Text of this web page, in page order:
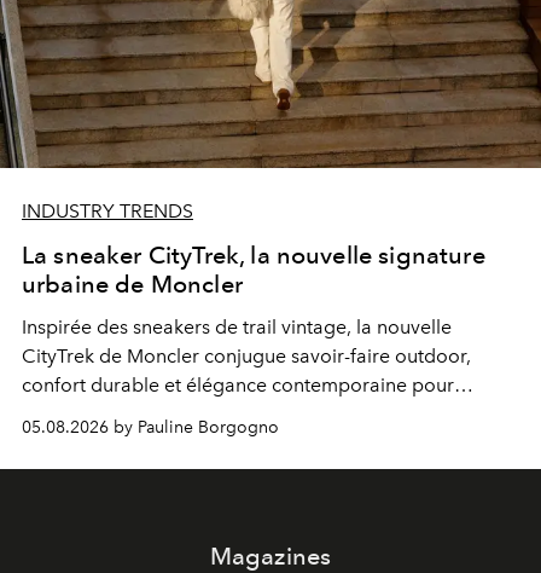
INDUSTRY TRENDS
La sneaker CityTrek, la nouvelle signature
urbaine de Moncler
Inspirée des sneakers de trail vintage, la nouvelle
CityTrek de Moncler conjugue savoir-faire outdoor,
confort durable et élégance contemporaine pour
accompagner les explorations du quotidien.
05.08.2026 by Pauline Borgogno
Magazines